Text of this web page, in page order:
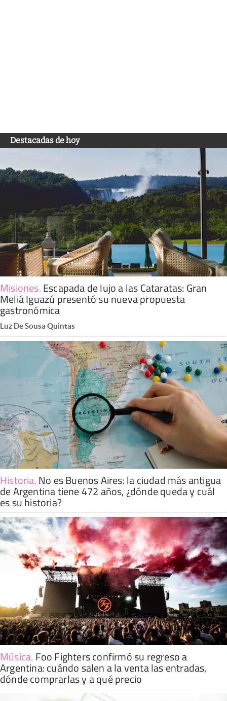
Destacadas de hoy
Misiones.Escapada de lujo a las Cataratas: Gran
Meliá Iguazú presentó su nueva propuesta
gastronómica
Luz De Sousa Quintas
Historia.No es Buenos Aires: la ciudad más antigua
de Argentina tiene 472 años, ¿dónde queda y cuál
es su historia?
Música. Foo Fighters confirmó su regreso a
Argentina: cuándo salen a la venta las entradas,
dónde comprarlas y a qué precio